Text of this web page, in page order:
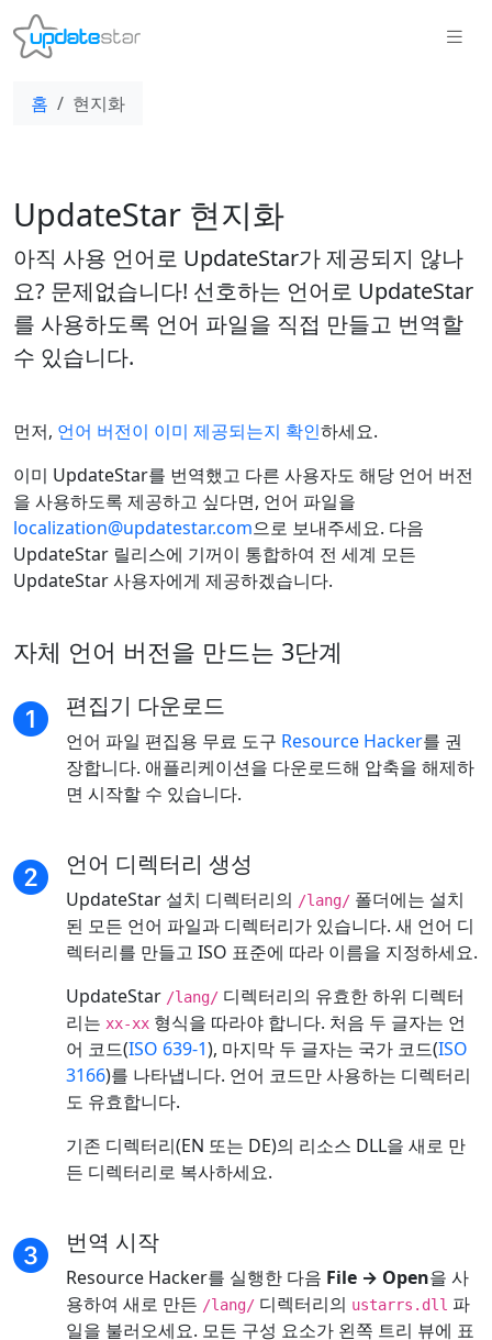
홈 현지화
UpdateStar 현지화
아직 사용 언어로 UpdateStar가 제공되지 않나
요? 문제없습니다! 선호하는 언어로 UpdateStar
를 사용하도록 언어 파일을 직접 만들고 번역할
수 있습니다.
먼저, 언어 버전이 이미 제공되는지 확인하세요.
이미 UpdateStar를 번역했고 다른 사용자도 해당 언어 버전
을 사용하도록 제공하고 싶다면, 언어 파일을
localization@updatestar.com으로 보내주세요. 다음
UpdateStar 릴리스에 기꺼이 통합하여 전 세계 모든
UpdateStar 사용자에게 제공하겠습니다.
자체 언어 버전을 만드는 3단계
편집기 다운로드
언어 파일 편집용 무료 도구 Resource Hacker를 권
장합니다. 애플리케이션을 다운로드해 압축을 해제하
면 시작할 수 있습니다.
언어 디렉터리 생성
UpdateStar 설치 디렉터리의 /lang/ 폴더에는 설치
된 모든 언어 파일과 디렉터리가 있습니다. 새 언어 디
렉터리를 만들고 ISO 표준에 따라 이름을 지정하세요.
UpdateStar /lang/ 디렉터리의 유효한 하위 디렉터
리는 xx-xx 형식을 따라야 합니다. 처음 두 글자는 언
어 코드(ISO 639-1), 마지막 두 글자는 국가 코드(ISO
3166)를 나타냅니다. 언어 코드만 사용하는 디렉터리
도 유효합니다.
기존 디렉터리(EN 또는 DE)의 리소스 DLL을 새로 만
든 디렉터리로 복사하세요.
번역 시작
Resource Hacker를 실행한 다음 File → Open을 사
용하여 새로 만든 /lang/ 디렉터리의 ustarrs.dll 파
일을 불러오세요. 모든 구성 요소가 왼쪽 트리 뷰에 표